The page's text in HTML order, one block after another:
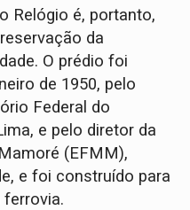
Relógio é, portanto,
da
O prédio foi
de 1950, pelo
Federal do
e pelo diretor da
(EFMM),
e foi construído para